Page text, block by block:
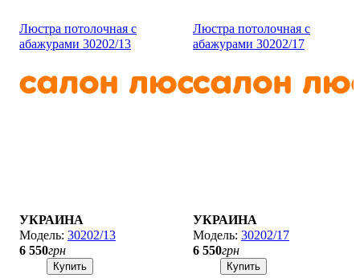
Люстра потолочная с
абажурами 30202/13
УКРАИНА
30202/13
6 550грн
Купить
Люстра потолочная с
абажурами 30202/17
УКРАИНА
30202/17
6 550грн
Купить